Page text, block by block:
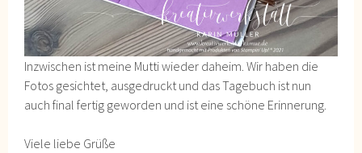
Inzwischen ist meine Mutti wieder daheim. Wir haben die
Fotos gesichtet, ausgedruckt und das Tagebuch ist nun
auch final fertig geworden und ist eine schöne Erinnerung.
Viele liebe Grüße